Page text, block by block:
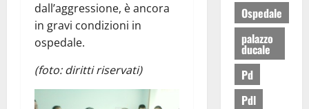
dall’aggressione, è ancora
in gravi condizioni in
ospedale.
(foto: diritti riservati)
Ospedale
palazzo
ducale
Pd
Pdl